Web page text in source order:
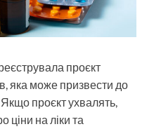
проєкт
яка може призвести до
Якщо проєкт ухвалять,
ціни на ліки та